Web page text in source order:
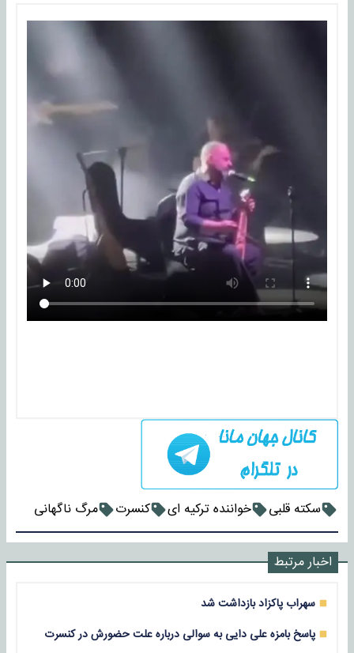
سکته قلبی خواننده ترکیه ای کنسرت مرگ ناگهانی
اخبار مرتبط
سهراب پاکزاد بازداشت شد
پاسخ بامزه علی دایی به سوالی درباره علت حضورش در کنسرت